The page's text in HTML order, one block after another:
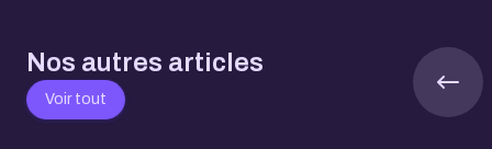
Nos autres articles
Voir tout